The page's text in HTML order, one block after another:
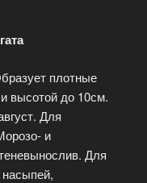
плотные
высотой до 10см.
Для
и
Для